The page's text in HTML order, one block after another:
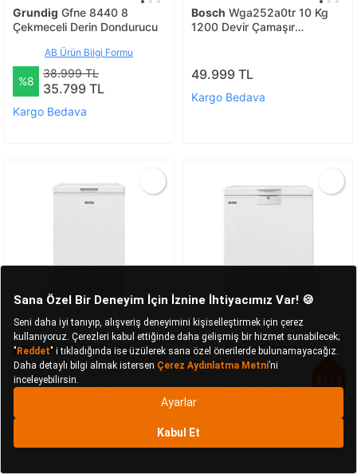
Grundig Gfne 8440 8
Çekmeceli Derin Dondurucu
AB Ürün Bilgi Formu
%8
38.999 TL
35.799 TL
Kargo Bedava
Bosch Wga252a0tr 10 Kg
1200 Devir Çamaşır
49.999 TL
Kargo Bedava
AltusAl 2104 104 Lt Derin
Dondurucu
AB Ürün Bilgi Formu
23.999 TL
AltusAl 2205 205 Lt Derin
Dondurucu
AB Ürün Bilgi Formu
Kargo Bedava